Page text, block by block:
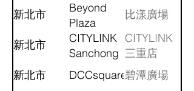
新北市
Beyond
Plaza
比漾廣場
新北市
CITYLINK
Sanchong
CITYLINK
三重店
新北市
DCCsquare碧潭廣場